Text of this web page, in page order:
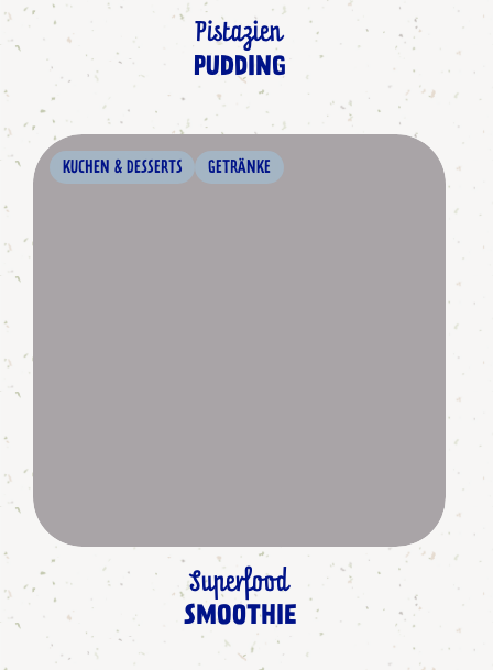
Pistazien
PUDDING
KUCHEN & DESSERTS GETRÄNKE
Superfood
SMOOTHIE